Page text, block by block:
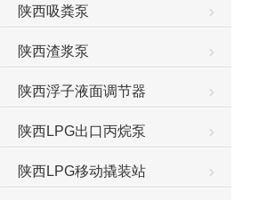
陕西吸粪泵
陕西渣浆泵
陕西浮子液面调节器
陕西LPG出口丙烷泵
陕西LPG移动撬装站